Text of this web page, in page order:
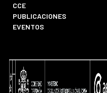
CCE
PUBLICACIONES
EVENTOS